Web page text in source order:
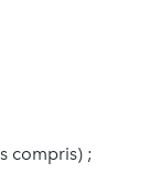
compris) ;